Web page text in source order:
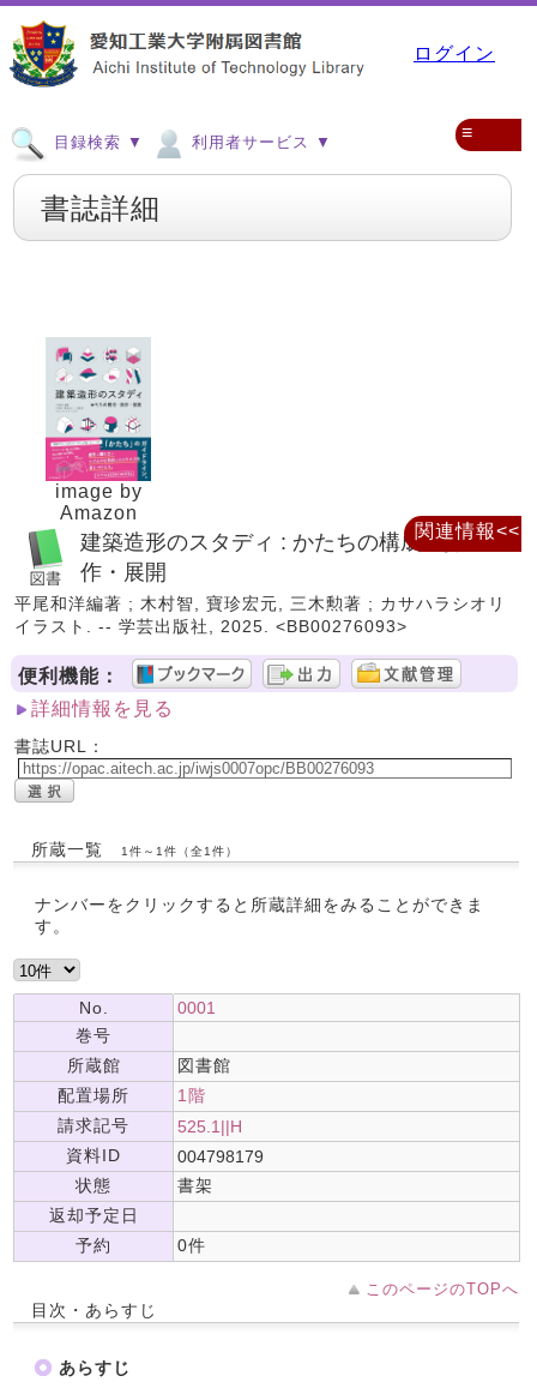
ログイン
目録検索 ▼ 利用者サービス ▼ ≡
書誌詳細
image by
Amazon
建築造形のスタディ : かたちの構成・操
作・展開
平尾和洋編著 ; 木村智, 寶珍宏元, 三木勲著 ; カサハラシオリ
イラスト. -- 学芸出版社, 2025. <BB00276093>
便利機能：
詳細情報を見る
書誌URL：
所蔵一覧 1件～1件（全1件）
ナンバーをクリックすると所蔵詳細をみることができま
す。
No.
0001
巻号
所蔵館
図書館
配置場所
1階
請求記号
525.1||H
資料ID
004798179
状態
書架
返却予定日
予約
0件
このページのTOPへ
目次・あらすじ
あらすじ
関連情報<<